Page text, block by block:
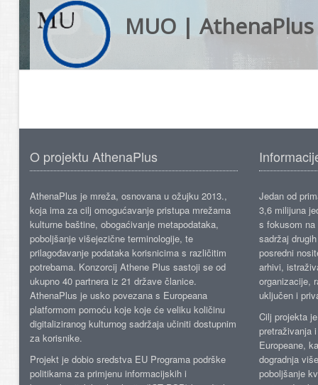
MUO | AthenaPlus
O projektu AthenaPlus
AthenaPlus je mreža, osnovana u ožujku 2013.,
koja ima za cilj omogućavanje pristupa mrežama
kulturne baštine, obogaćivanje metapodataka,
poboljšanje višejezične terminologije, te
prilagođavanje podataka korisnicima s različitim
potrebama. Konzorcij Athene Plus sastoji se od
ukupno 40 partnera iz 21 države članice.
AthenaPlus je usko povezana s Europeana
platformom pomoću koje koje će veliku količinu
digitaliziranog kulturnog sadržaja učiniti dostupnim
za korisnike.
Projekt je dobio sredstva EU Programa podrške
politikama za primjenu informacijskih i
Jedan od
3,6 milijuna
s fokusom
sadržaj
posredni
arhivi,
organizacije,
uključen i
Cilj projekta
pretraživanja
Europeane,
dogradnja
poboljšanje